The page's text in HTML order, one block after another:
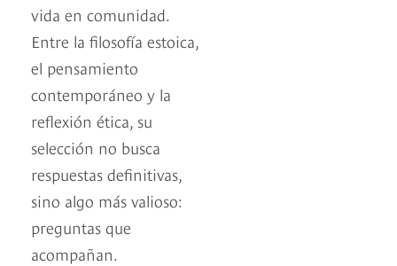
vida en comunidad.
Entre la filosofía estoica,
el pensamiento
contemporáneo y la
reflexión ética, su
selección no busca
respuestas definitivas,
sino algo más valioso:
preguntas que
acompañan.